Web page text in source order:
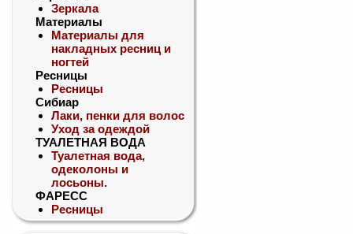
Зеркала
Материалы
Материалы для
накладных ресниц и
ногтей
Ресницы
Ресницы
Сибиар
Лаки, пенки для волос
Уход за одеждой
ТУАЛЕТНАЯ ВОДА
Туалетная вода,
одеколоны и
лосьоны.
ФАРЕСС
Ресницы